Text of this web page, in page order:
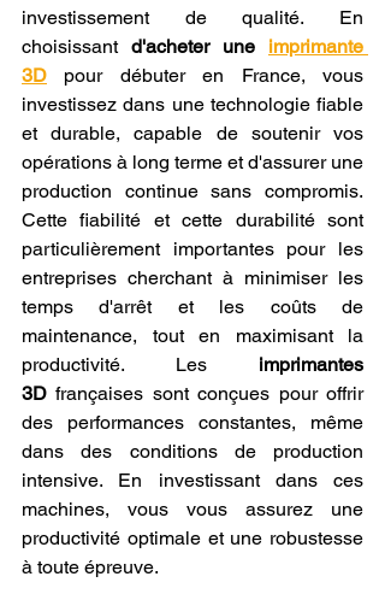
investissement de qualité. En
choisissant d'acheter une imprimante
3D pour débuter en France, vous
investissez dans une technologie fiable
et durable, capable de soutenir vos
opérations à long terme et d'assurer une
production continue sans compromis.
Cette fiabilité et cette durabilité sont
particulièrement importantes pour les
entreprises cherchant à minimiser les
temps d'arrêt et les coûts de
maintenance, tout en maximisant la
productivité. Les imprimantes
3D françaises sont conçues pour offrir
des performances constantes, même
dans des conditions de production
intensive. En investissant dans ces
machines, vous vous assurez une
productivité optimale et une robustesse
à toute épreuve.